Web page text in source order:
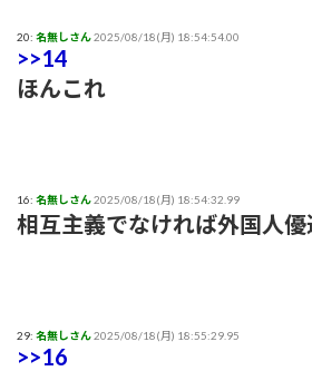
20: 名無しさん2025/08/18(月) 18:54:54.00
>>14
ほんこれ
16: 名無しさん2025/08/18(月) 18:54:32.99
相互主義でなければ外国人優
29: 名無しさん2025/08/18(月) 18:55:29.95
>>16